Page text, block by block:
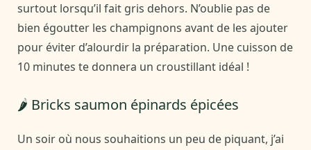
surtout lorsqu’il fait gris dehors. N’oublie pas de
bien égoutter les champignons avant de les ajouter
pour éviter d’alourdir la préparation. Une cuisson de
10 minutes te donnera un croustillant idéal !
🌶️ Bricks saumon épinards épicées
Un soir où nous souhaitions un peu de piquant, j’ai